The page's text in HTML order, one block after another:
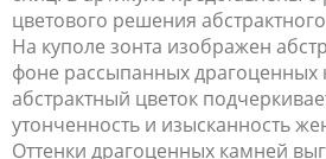
цветового решения
На куполе зонта изображен
фоне рассыпанных
абстрактный цветок
утонченность и изысканность
Оттенки драгоценных камней